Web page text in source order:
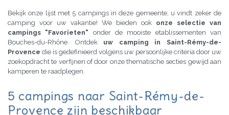
Bekijk onze lijst met 5 campings in deze gemeente, u vindt zeker de
camping voor uw vakantie! We bieden ook onze selectie van
campings "Favorieten" onder de mooiste etablissementen van
Bouches-du-Rhône. Ontdek uw camping in Saint-Rémy-de-
Provence die is gedefinieerd volgens uw persoonlijke criteria door uw
zoekopdracht te verfijnen of door onze thematische secties gewijd aan
kamperen te raadplegen.
5 campings naar Saint-Rémy-de-
Provence zijn beschikbaar